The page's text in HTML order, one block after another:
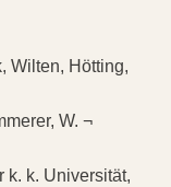
Wilten, Hötting,
W. ¬
k. k. Universität,